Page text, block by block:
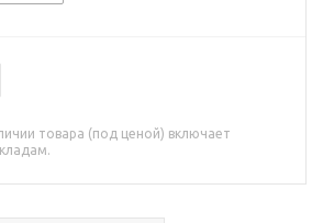
товара (под ценой) включает